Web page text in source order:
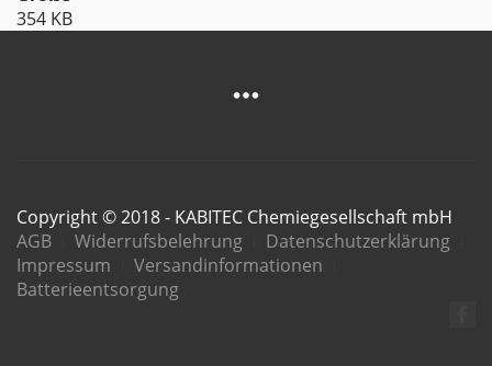
354 KB
Copyright © 2018 - KABITEC Chemiegesellschaft mbH
AGB
Widerrufsbelehrung
Datenschutzerklärung
Impressum
Versandinformationen
Batterieentsorgung